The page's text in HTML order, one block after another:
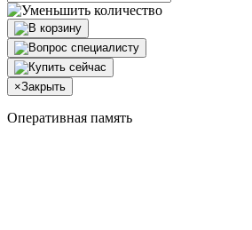
×Закрыть
Оперативная память